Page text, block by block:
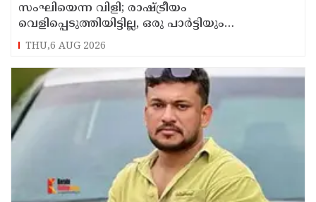
സംഘിയെന്ന വിളി; രാഷ്ട്രീയം
വെളിപ്പെടുത്തിയിട്ടില്ല, ഒരു പാര്‍ട്ടിയും
അംഗത്വത്തിന് സമീപിച്ചിട്ടില്ലെന്ന് ആര്‍ മാധവന്‍
THU,6 AUG 2026